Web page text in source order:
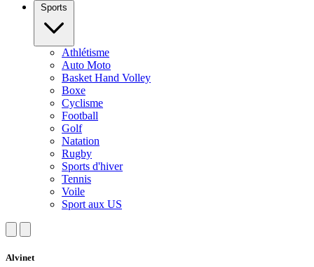
Sports
Athlétisme
Auto Moto
Basket Hand Volley
Boxe
Cyclisme
Football
Golf
Natation
Rugby
Sports d'hiver
Tennis
Voile
Sport aux US
Alvinet